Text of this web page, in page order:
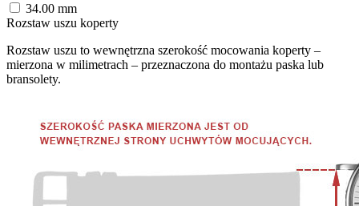
34.00 mm
Rozstaw uszu koperty
Rozstaw uszu to wewnętrzna szerokość mocowania koperty –
mierzona w milimetrach – przeznaczona do montażu paska lub
bransolety.